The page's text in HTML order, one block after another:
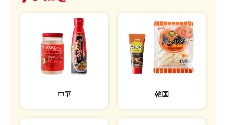
中華 韓国